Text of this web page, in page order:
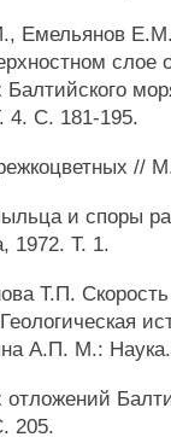
Емельянов
слое
Балтийского
4. С. 181-195.
//
и споры
1972. Т. 1.
Т.П.
А.П. М.:
205.